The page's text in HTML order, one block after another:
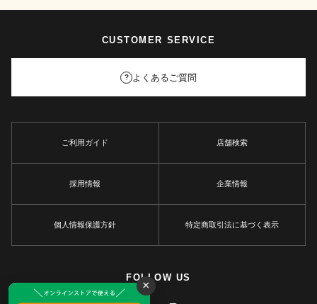
×
CUSTOMER SERVICE
? よくあるご質問
ご利用ガイド 店舗検索
採用情報 企業情報
個人情報保護方針 特定商取引法に基づく表示
FOLLOW US